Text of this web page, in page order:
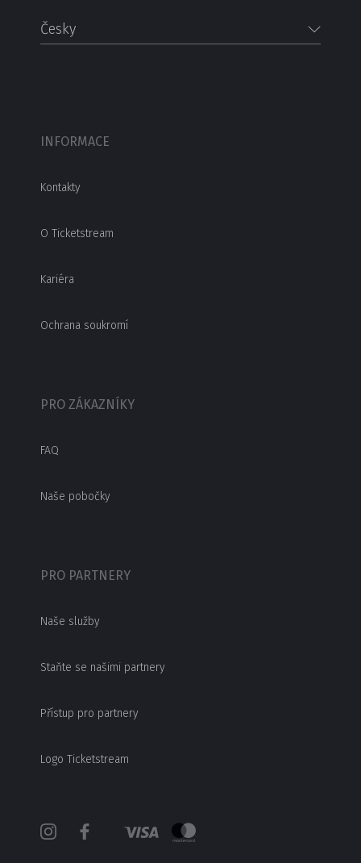
Česky
INFORMACE
Kontakty
O Ticketstream
Kariéra
Ochrana soukromí
PRO ZÁKAZNÍKY
FAQ
Naše pobočky
PRO PARTNERY
Naše služby
Staňte se našimi partnery
Přístup pro partnery
Logo Ticketstream